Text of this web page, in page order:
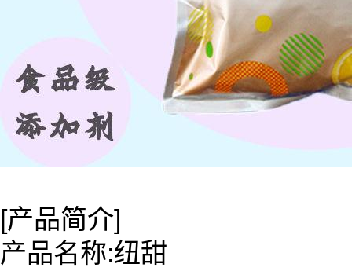
[产品简介]
产品名称:纽甜